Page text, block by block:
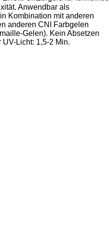
Anwendbar als
Kombination mit anderen
anderen CNI Farbgelen
Gelen). Kein Absetzen
Licht: 1,5-2 Min.